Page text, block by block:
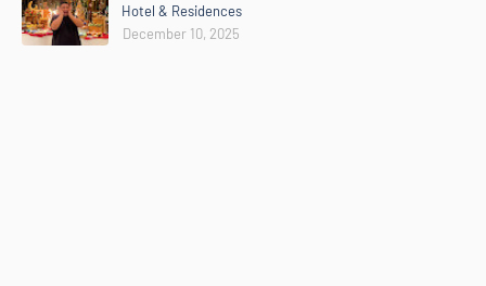
Hotel & Residences
December 10, 2025